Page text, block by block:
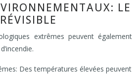
LE
extrêmes peuvent également
Des températures élevées peuvent